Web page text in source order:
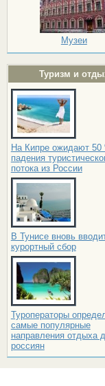
Музеи
Туризм и
На Кипре ожидают 50
падения
потока из России
В Тунисе вновь
курортный сбор
Туроператоры
самые популярные
направления отдыха
россиян